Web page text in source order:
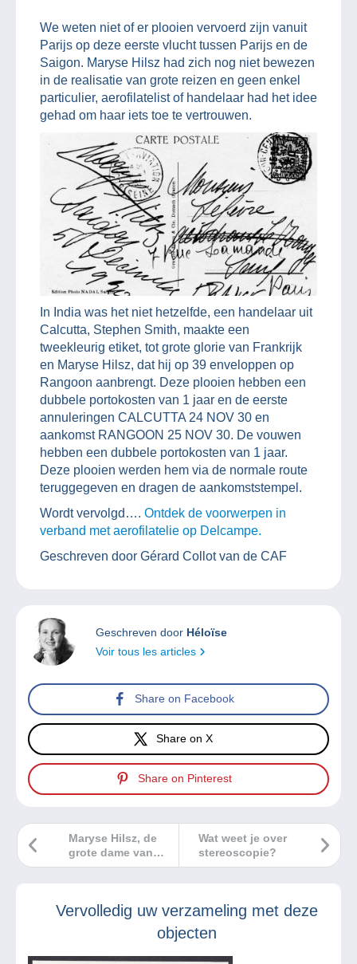
We weten niet of er plooien vervoerd zijn vanuit
Parijs op deze eerste vlucht tussen Parijs en de
Saigon. Maryse Hilsz had zich nog niet bewezen
in de realisatie van grote reizen en geen enkel
particulier, aerofilatelist of handelaar had het idee
gehad om haar iets toe te vertrouwen.
In India was het niet hetzelfde, een handelaar uit
Calcutta, Stephen Smith, maakte een
tweekleurig etiket, tot grote glorie van Frankrijk
en Maryse Hilsz, dat hij op 39 enveloppen op
Rangoon aanbrengt. Deze plooien hebben een
dubbele portokosten van 1 jaar en de eerste
annuleringen CALCUTTA 24 NOV 30 en
aankomst RANGOON 25 NOV 30. De vouwen
hebben een dubbele portokosten van 1 jaar.
Deze plooien werden hem via de normale route
teruggegeven en dragen de aankomststempel.
Wordt vervolgd…. Ontdek de voorwerpen in
verband met aerofilatelie op Delcampe.
Geschreven door Gérard Collot van de CAF
Geschreven door Héloïse
Voir tous les articles
Share on Facebook
Share on X
Share on Pinterest
Wat weet je over
stereoscopie?
Maryse Hilsz, de
grote dame van
aerofilatelie (deel
Vervolledig uw verzameling met deze
objecten